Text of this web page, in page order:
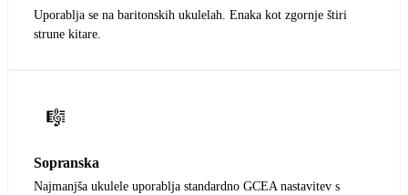
Uporablja se na baritonskih ukulelah. Enaka kot zgornje štiri
strune kitare.
🎼
Sopranska
Najmanjša ukulele uporablja standardno GCEA nastavitev s